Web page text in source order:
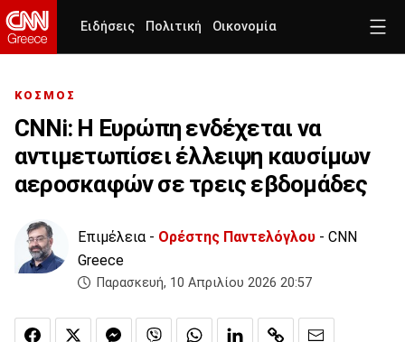
Ειδήσεις Πολιτική Οικονομία
ΚΟΣΜΟΣ
CNNi: Η Ευρώπη ενδέχεται να
αντιμετωπίσει έλλειψη καυσίμων
αεροσκαφών σε τρεις εβδομάδες
Επιμέλεια - Ορέστης Παντελόγλου - CNN
Greece
Παρασκευή, 10 Απριλίου 2026 20:57